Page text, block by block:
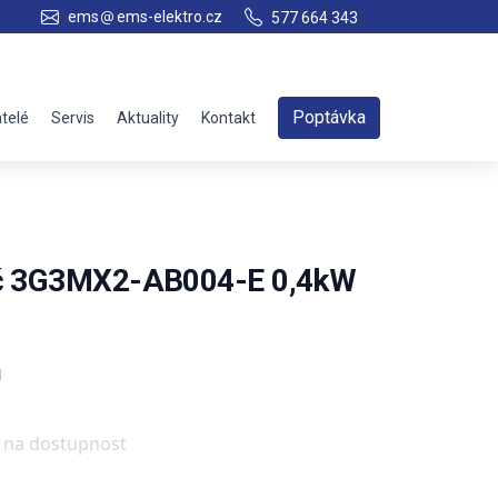
ems ems-elektro.cz 577 664 343
Servis Aktuality Kontakt Poptávka
AB004-E 0,4kW
na dostupnost